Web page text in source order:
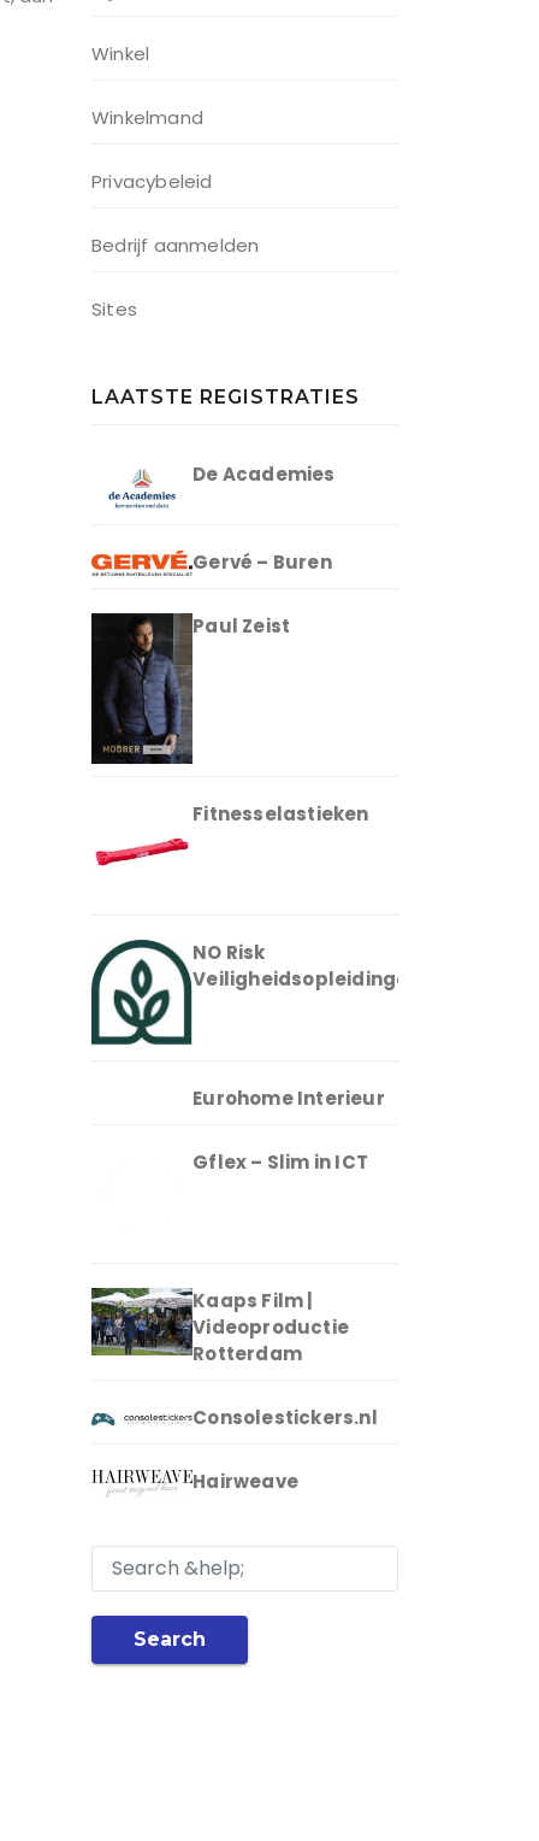
Winkel
Winkelmand
Privacybeleid
Bedrijf aanmelden
Sites
LAATSTE REGISTRATIES
De Academies
Gervé – Buren
Paul Zeist
Fitnesselastieken
NO Risk
Veiligheidsopleidingen
Eurohome Interieur
Gflex – Slim in ICT
Kaaps Film |
Videoproductie
Rotterdam
Consolestickers.nl
Hairweave
Search